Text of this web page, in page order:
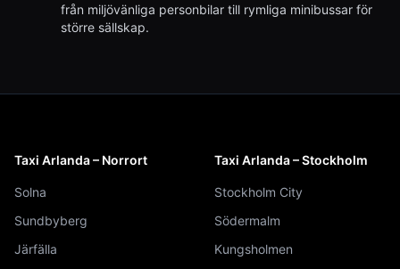
från miljövänliga personbilar till rymliga minibussar för
större sällskap.
Taxi Arlanda – Norrort
Solna
Sundbyberg
Järfälla
Taxi Arlanda – Stockholm
Stockholm City
Södermalm
Kungsholmen